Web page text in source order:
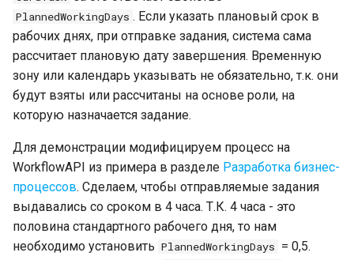
g
s
a
c
h
Создание файлов по
Работа с заданиями
Работа с шаблонами
Мобильное согласование и
Работа с обсуждениями
Фильтрация данных
Настройка замещений
Описание типового решения
приложениями
Настройки типового
Настройки процессов
согласования
плейсхолдеры
Уведомления
Виртуальные файлы
Форматирование дат и
Настройка почтовых
уведомлений и мобильного
согласования
Настройки сервера
Английский язык
Расширенные настройки
Enterprise / OpenSUSE
Установка на ОС Альт
Альт Рабочая станция
Обновление на новую
Автоматизация скриптов
установки и обновления
Миграция базы данных
Настройка Unix-сокетов и
нескольких рабочих
Версия 3.6 (06.06.2021)
Завершение настройки
карточки
Типовое решение
Дашборд
Темы
Дополнительно
Playground
Описание действий из группы
Обновление версий действий
API скриптов
Импорт процесса BPMN
Пример 7. Протокол заседания
PlannedWorkingDays . Если указать плановый срок в
рабочих днях, при отправке задания, система сама
рассчитает плановую дату завершения. Временную
зону или календарь указывать не обязательно, т.к. они
будут взяты или рассчитаны на основе роли, на
которую назначается задание.
Для демонстрации модифицируем процесс на
WorkflowAPI из примера в разделе Разработка бизнес-
процессов. Сделаем, чтобы отправляемые задания
выдавались со сроком в 4 часа. Т.К. 4 часа - это
половина стандартного рабочего дня, то нам
необходимо установить PlannedWorkingDays = 0,5.